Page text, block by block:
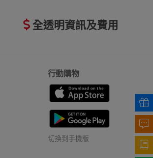
全透明資訊及費用
行動購物
切換到手機版